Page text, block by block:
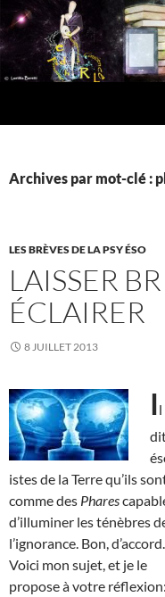
Aller
au
contenu
Archives par mot-clé :
LES BRÈVES DE LA PSY ÉSO
LAISSER
ÉCLAIRER
8 JUILLET 2013
Il
istes de la Terre qu’ils
comme des Phares
d’illuminer les ténèbres
l’ignorance. Bon, d’accord.
Voici mon sujet, et je le
propose à votre réflexion: